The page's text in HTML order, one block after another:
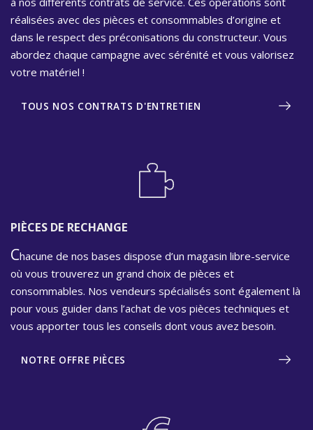
réalisées avec des pièces et consommables d’origine et
dans le respect des préconisations du constructeur. Vous
abordez chaque campagne avec sérénité et vous valorisez
votre matériel !
TOUS NOS CONTRATS D'ENTRETIEN
PIÈCES DE RECHANGE
Chacune de nos bases dispose d’un magasin libre-service
où vous trouverez un grand choix de pièces et
consommables. Nos vendeurs spécialisés sont également là
pour vous guider dans l’achat de vos pièces techniques et
vous apporter tous les conseils dont vous avez besoin.
NOTRE OFFRE PIÈCES